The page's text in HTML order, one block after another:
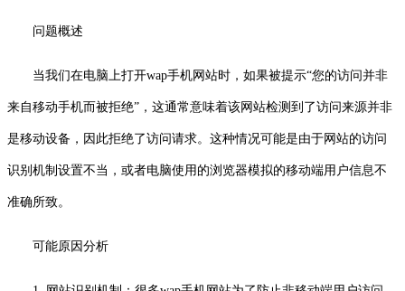
问题概述
当我们在电脑上打开wap手机网站时，如果被提示“您的访问并非
来自移动手机而被拒绝”，这通常意味着该网站检测到了访问来源并非
是移动设备，因此拒绝了访问请求。这种情况可能是由于网站的访问
识别机制设置不当，或者电脑使用的浏览器模拟的移动端用户信息不
准确所致。
可能原因分析